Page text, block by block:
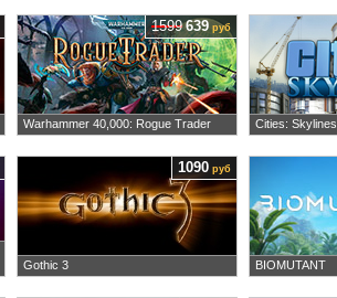
Warhammer 40,000: Rogue Trader
1599 639 руб
Cities: Skylines
Gothic 3
1090 руб
BIOMUTANT